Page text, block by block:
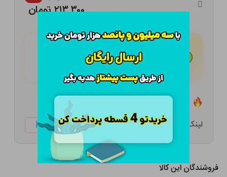
۲۱۳,۳۰۰ تومان
هـر قسط با تــرب‌پــی: ۵۳,۳۲۵
تعداد ۱ عدد در انبار موجود است
لینک کوتاه: ketabtala.com/sbp-29823
فروشندگان این کالا